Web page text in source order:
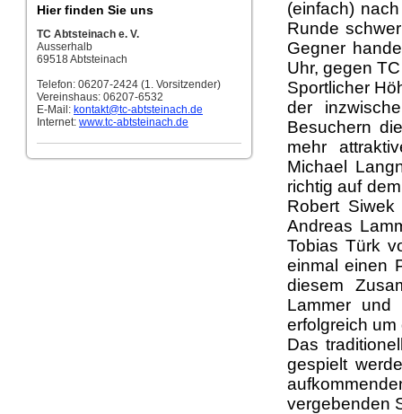
Hier finden Sie uns
TC Abtsteinach e. V.
Ausserhalb
69518 Abtsteinach
Telefon: 06207-2424 (1. Vorsitzender)
Vereinshaus: 06207-6532
E-Mail: kontakt@tc-abtsteinach.de
Internet: www.tc-abtsteinach.de
(einfach)
Runde
Gegner
Uhr, gegen
Sportlicher
der
Besuchern
mehr
Michael
richtig auf
Robert
Andreas
Tobias Türk
einmal einen
diesem
Lammer und
erfolgreich
Das
gespielt
vergebenden